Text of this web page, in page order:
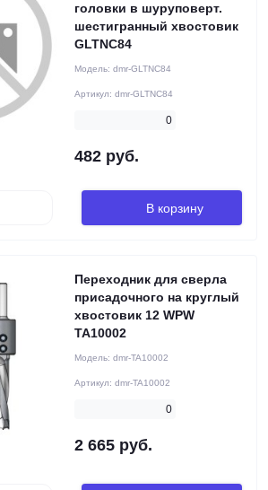
головки в шуруповерт.
шестигранный хвостовик
GLTNC84
Модель: dmr-GLTNC84
Артикул: dmr-GLTNC84
0
482 руб.
В корзину
Переходник для сверла
присадочного на круглый
хвостовик 12 WPW
TA10002
Модель: dmr-TA10002
Артикул: dmr-TA10002
0
2 665 руб.